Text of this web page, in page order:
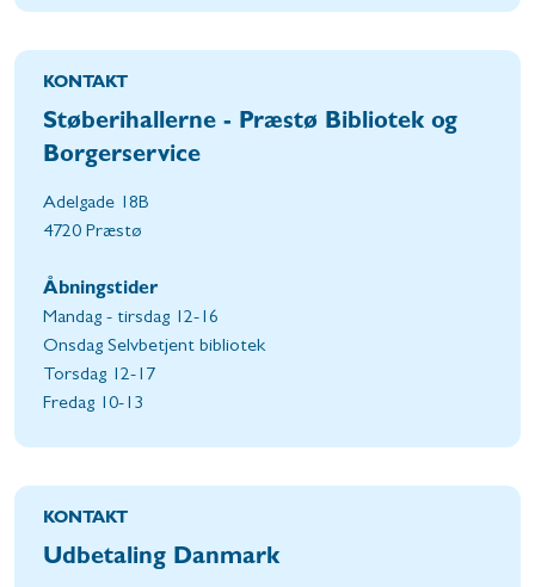
KONTAKT
Støberihallerne - Præstø Bibliotek og
Borgerservice
Adelgade 18B
4720 Præstø
Åbningstider
Mandag - tirsdag 12-16
Onsdag Selvbetjent bibliotek
Torsdag 12-17
Fredag 10-13
KONTAKT
Udbetaling Danmark